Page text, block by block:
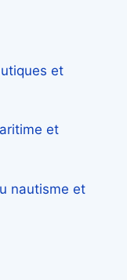
et
et
nautisme et